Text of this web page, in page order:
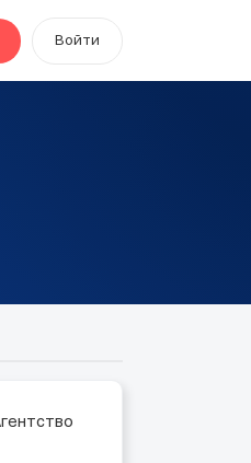
Войти